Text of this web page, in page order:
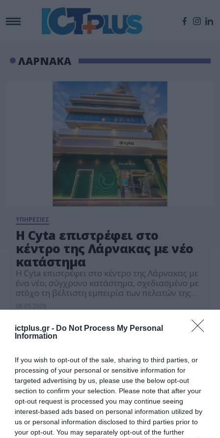
ictplus.gr - Do Not Process My Personal
Information
If you wish to opt-out of the sale, sharing to third parties, or
processing of your personal or sensitive information for
targeted advertising by us, please use the below opt-out
section to confirm your selection. Please note that after your
opt-out request is processed you may continue seeing
interest-based ads based on personal information utilized by
us or personal information disclosed to third parties prior to
your opt-out. You may separately opt-out of the further
ΛΑΡΝΑΚΑ
ΥΠΗΡΕΣΙΕΣ
Η Cyta επιστρέφει στο
κέντρο της Λάρνακας με νέο
κατάστημα
Η Cyta επιστρέφει στο κέντρο της Λάρνακας με
ένα νέο, σύγχρονο κατάστημα, σχεδιασμένο με
στόχο τη βέλτιστη εμπειρία των πελατών της
κατάστημα βρίσκεται στη λεωφόρο
Αρχιεπισκόπου Μακαρίου 3–7 και προσφέρει
ένα αναβαθμισμένο περιβάλλον, όπου οι
επισκέπτες μπορούν να ενημερωθούν για το
[…]